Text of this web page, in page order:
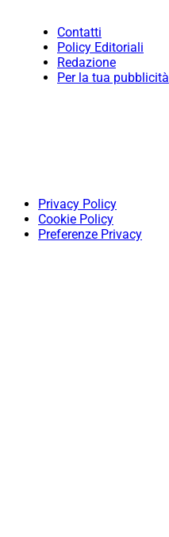
Contatti
Policy Editoriali
Redazione
Per la tua pubblicità
Privacy Policy
Cookie Policy
Preferenze Privacy